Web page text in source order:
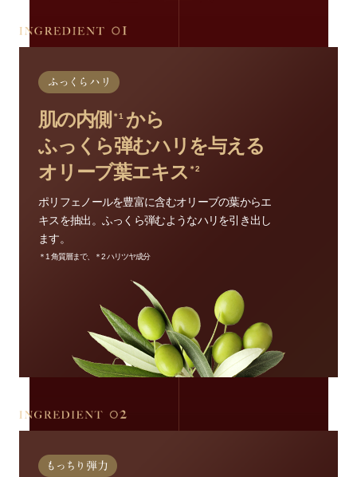
肌の内側 ＊1 から
ふっくら弾むハリを与える
オリーブ葉エキス ＊2
ポリフェノールを豊富に含むオリーブの葉からエ
キスを抽出。ふっくら弾むようなハリを引き出し
ます。
＊1 角質層まで、＊2 ハリツヤ成分